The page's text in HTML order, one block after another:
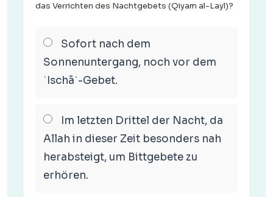
das Verrichten des Nachtgebets (Qiyam al-Layl)?
Sofort nach dem
Sonnenuntergang, noch vor dem
ʿIschāʾ-Gebet.
Im letzten Drittel der Nacht, da
Allah in dieser Zeit besonders nah
herabsteigt, um Bittgebete zu
erhören.